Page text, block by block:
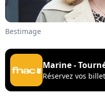
Bestimage
Marine -
Réservez vos